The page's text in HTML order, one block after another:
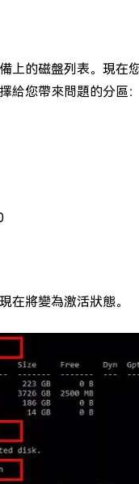
上的磁盤列表。現在
給您帶來問題的分區：
在將變為激活狀態。